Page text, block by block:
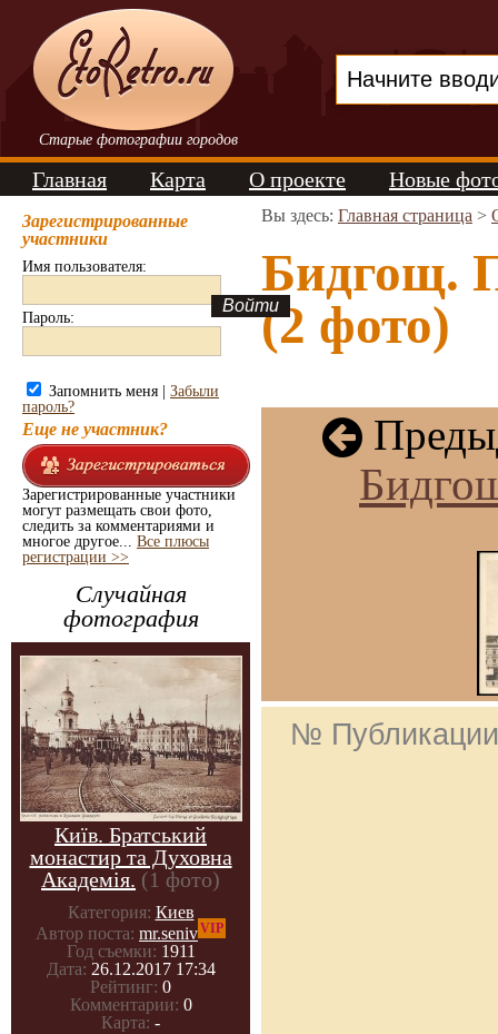
Старые фотографии городов
Главная Карта О проекте Новые
Зарегистрированные
участники
Имя пользователя:
Пароль:
Запомнить меня | Забыли
пароль?
Еще не участник?
Зарегистрированные участники
могут размещать свои фото,
следить за комментариями и
многое другое... Все плюсы
регистрации >>
Случайная
фотография
Київ. Братський
монастир та Духовна
Академія. (1 фото)
Категория: Киев
Автор поста: mr.senivVIP
Год съемки: 1911
Дата: 26.12.2017 17:34
Рейтинг: 0
Комментарии: 0
Карта: -
Вы здесь: Главная страница >
Бидгощ.
(2 фото)
№